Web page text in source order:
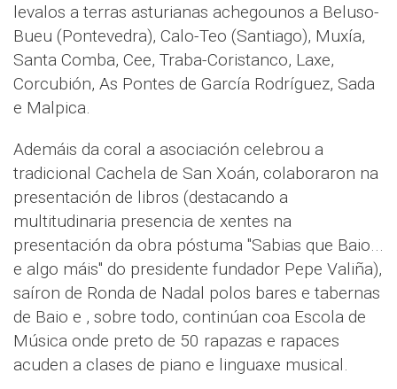
levalos a terras asturianas achegounos a Beluso-
Bueu (Pontevedra), Calo-Teo (Santiago), Muxía,
Santa Comba, Cee, Traba-Coristanco, Laxe,
Corcubión, As Pontes de García Rodríguez, Sada
e Malpica.
Ademáis da coral a asociación celebrou a
tradicional Cachela de San Xoán, colaboraron na
presentación de libros (destacando a
multitudinaria presencia de xentes na
presentación da obra póstuma "Sabias que Baio...
e algo máis" do presidente fundador Pepe Valiña),
saíron de Ronda de Nadal polos bares e tabernas
de Baio e , sobre todo, continúan coa Escola de
Música onde preto de 50 rapazas e rapaces
acuden a clases de piano e linguaxe musical.